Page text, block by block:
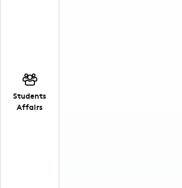
Students
Affairs